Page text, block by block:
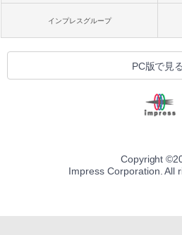
インプレスグループ
PC版で見る
Copyright ©
Impress Corporation. All